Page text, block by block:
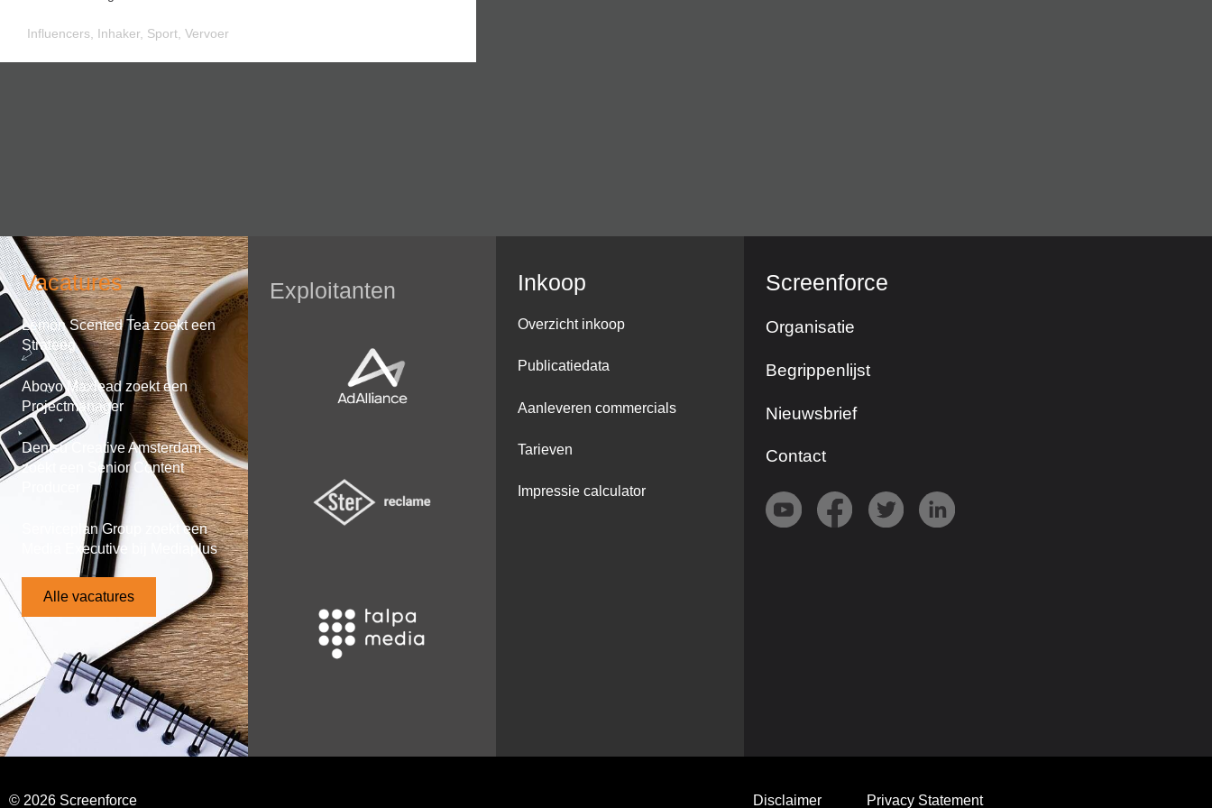
Influencers Inhaker, Sport Vervoer
Vacatures
Lemon Scented Tea zoekt een
Strateeg
Abovo Maxlead zoekt een
Projectmanager
Dentsu Creative Amsterdam
zoekt een Senior Content
Serviceplan Group zoekt een
Media Executive bij Mediaplus
Alle vacatures
Exploitanten Inkoop
Overzicht inkoop
Publicatiedata
Aanleveren commercials
Tarieven
Impressie calculator
Screenforce
Organisatie
Begrippenlijst
Nieuwsbrief
Contact
© 2026 Screenforce Disclaimer Privacy Statement